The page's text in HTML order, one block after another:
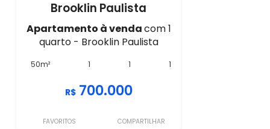
Brooklin Paulista
Apartamento à vendacom 1
quarto - Brooklin Paulista
50m² 1 1 1
R$ 700.000
FAVORITOS COMPARTILHAR